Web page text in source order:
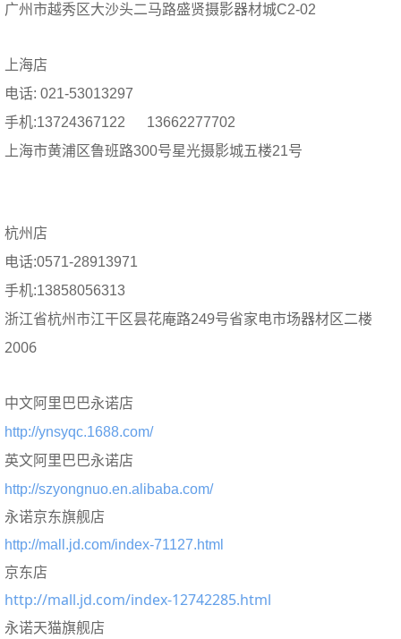
广州市越秀区大沙头二马路盛贤摄影器材城C2-02
上海店
电话: 021-53013297
手机:13724367122 13662277702
上海市黄浦区鲁班路300号星光摄影城五楼21号
杭州店
电话:0571-28913971
手机:13858056313
浙江省杭州市江干区昙花庵路249号省家电市场器材区二楼
2006
中文阿里巴巴永诺店
http://ynsyqc.1688.com/
英文阿里巴巴永诺店
http://szyongnuo.en.alibaba.com/
永诺京东旗舰店
http://mall.jd.com/index-71127.html
京东店
http://mall.jd.com/index-12742285.html
永诺天猫旗舰店